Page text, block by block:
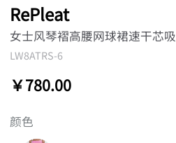
RePleat
女士风琴褶高腰网球裙速干芯吸
LW8ATRS-6
￥780.00
颜色